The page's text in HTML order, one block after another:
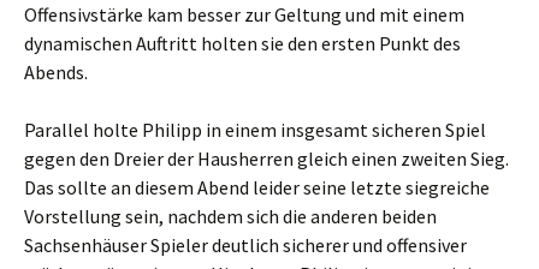
Offensivstärke kam besser zur Geltung und mit einem
dynamischen Auftritt holten sie den ersten Punkt des
Abends.
Parallel holte Philipp in einem insgesamt sicheren Spiel
gegen den Dreier der Hausherren gleich einen zweiten Sieg.
Das sollte an diesem Abend leider seine letzte siegreiche
Vorstellung sein, nachdem sich die anderen beiden
Sachsenhäuser Spieler deutlich sicherer und offensiver